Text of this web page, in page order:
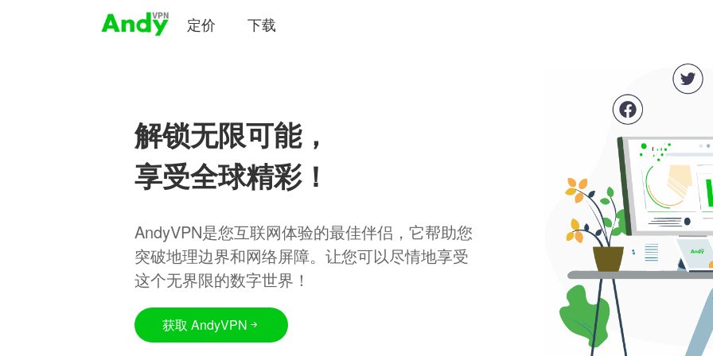
定价 下载
解锁无限可能，
享受全球精彩！
AndyVPN是您互联网体验的最佳伴侣，它帮助您
突破地理边界和网络屏障。让您可以尽情地享受
这个无界限的数字世界！
获取 AndyVPN